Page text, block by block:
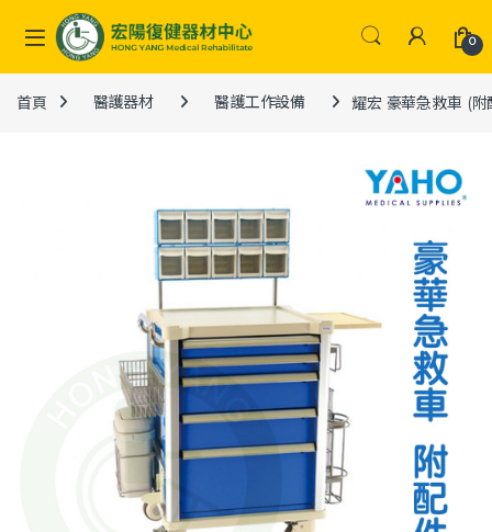
Skip to navigation
Skip to content
0
首頁 醫護器材 醫護工作設備 耀宏 豪華急救車 (